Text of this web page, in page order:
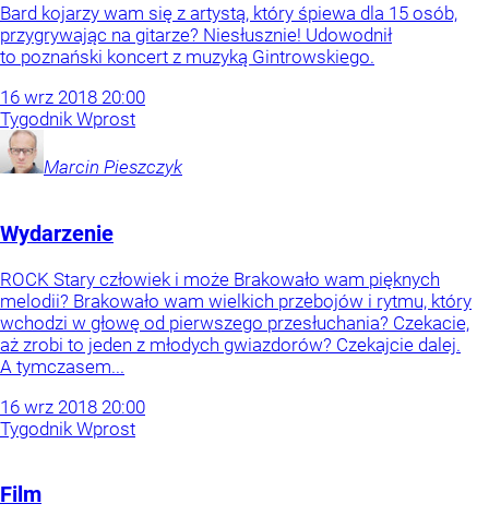
Bard kojarzy wam się z artystą, który śpiewa dla 15 osób,
przygrywając na gitarze? Niesłusznie! Udowodnił
to poznański koncert z muzyką Gintrowskiego.
16 wrz 2018 20:00
Tygodnik Wprost
Marcin Pieszczyk
Wydarzenie
ROCK Stary człowiek i może Brakowało wam pięknych
melodii? Brakowało wam wielkich przebojów i rytmu, który
wchodzi w głowę od pierwszego przesłuchania? Czekacie,
aż zrobi to jeden z młodych gwiazdorów? Czekajcie dalej.
A tymczasem...
16 wrz 2018 20:00
Tygodnik Wprost
Film